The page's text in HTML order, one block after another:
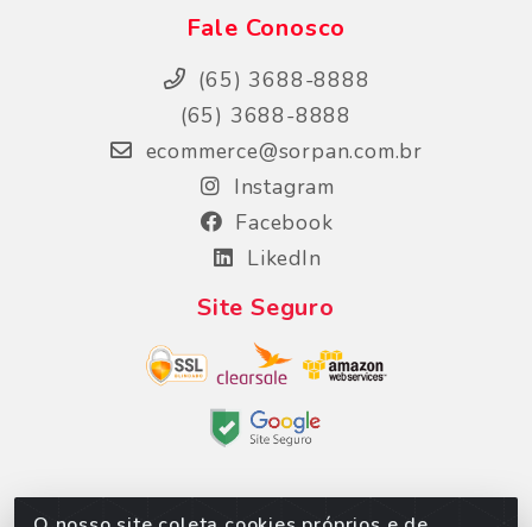
Fale Conosco
(65) 3688-8888
(65) 3688-8888
ecommerce@sorpan.com.br
Instagram
Facebook
LikedIn
Site Seguro